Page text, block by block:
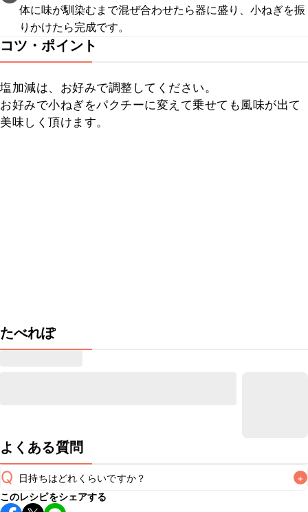
体に味が馴染むまで混ぜ合わせたら器に盛り、小ねぎを振
りかけたら完成です。
コツ・ポイント
塩加減は、お好みで調整してください。
お好みで小ねぎをパクチーに変えて乗せても風味が出て
美味しく頂けます。
たべれぽ
よくある質問
Q 日持ちはどれくらいですか？ +
保存期間は冷蔵で当日中が目安です。なるべくお早めにお召
このレシピをシェアする